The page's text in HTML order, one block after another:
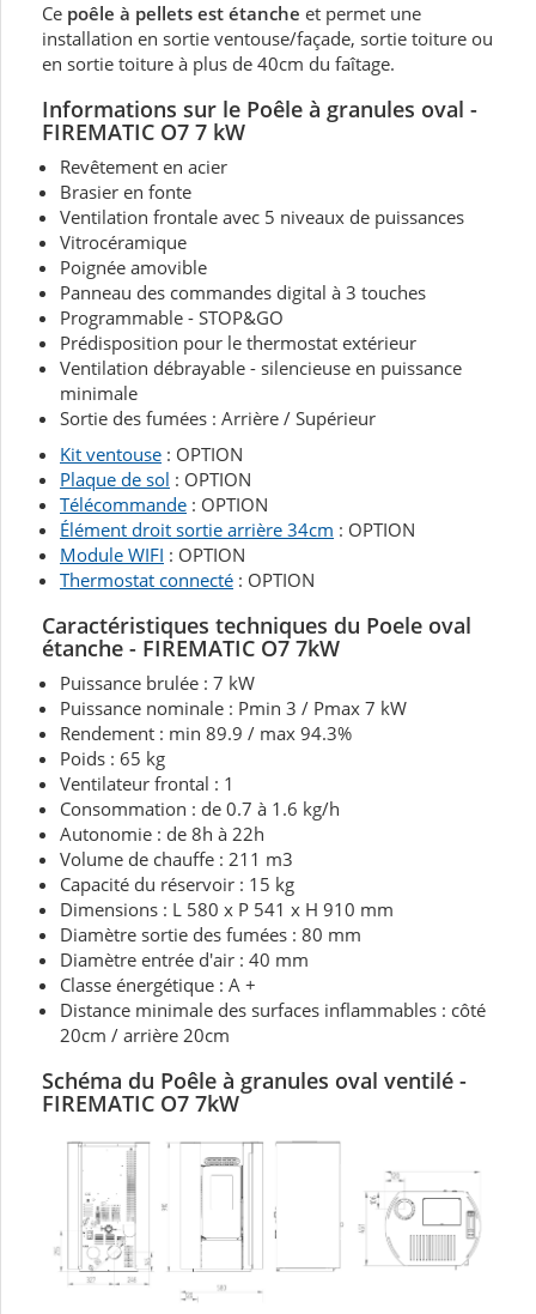
Ce poêle à pellets est étanche et permet une
installation en sortie ventouse/façade, sortie toiture ou
en sortie toiture à plus de 40cm du faîtage.
Informations sur le Poêle à granules oval -
FIREMATIC O7 7 kW
Revêtement en acier
Brasier en fonte
Ventilation frontale avec 5 niveaux de puissances
Vitrocéramique
Poignée amovible
Panneau des commandes digital à 3 touches
Programmable - STOP&GO
Prédisposition pour le thermostat extérieur
Ventilation débrayable - silencieuse en puissance
minimale
Sortie des fumées : Arrière / Supérieur
Kit ventouse : OPTION
Plaque de sol : OPTION
Télécommande : OPTION
Élément droit sortie arrière 34cm : OPTION
Module WIFI : OPTION
Thermostat connecté : OPTION
Caractéristiques techniques du Poele oval
étanche - FIREMATIC O7 7kW
Puissance brulée : 7 kW
Puissance nominale : Pmin 3 / Pmax 7 kW
Rendement : min 89.9 / max 94.3%
Poids : 65 kg
Ventilateur frontal : 1
Consommation : de 0.7 à 1.6 kg/h
Autonomie : de 8h à 22h
Volume de chauffe : 211 m3
Capacité du réservoir : 15 kg
Dimensions : L 580 x P 541 x H 910 mm
Diamètre sortie des fumées : 80 mm
Diamètre entrée d'air : 40 mm
Classe énergétique : A +
Distance minimale des surfaces inflammables : côté
20cm / arrière 20cm
Schéma du Poêle à granules oval ventilé -
FIREMATIC O7 7kW